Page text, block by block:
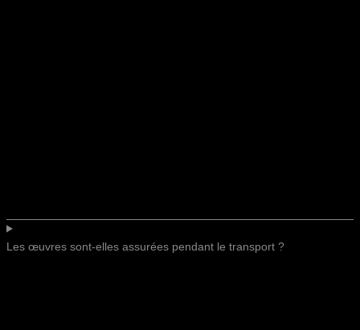
Les œuvres sont-elles assurées pendant le transport ?